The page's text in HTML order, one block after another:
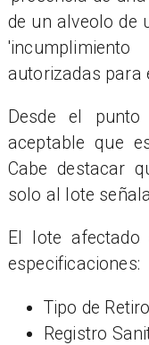
de un alveolo de
autorizadas para
Desde el
aceptable que
Cabe destacar
solo al lote
El lote afectado
especificaciones:
Tipo de
Registro